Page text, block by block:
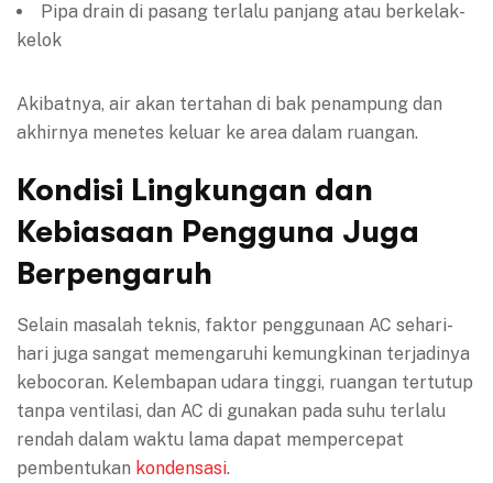
Pipa drain di pasang terlalu panjang atau berkelak-
kelok
Akibatnya, air akan tertahan di bak penampung dan
akhirnya menetes keluar ke area dalam ruangan.
Kondisi Lingkungan dan
Kebiasaan Pengguna Juga
Berpengaruh
Selain masalah teknis, faktor penggunaan AC sehari-
hari juga sangat memengaruhi kemungkinan terjadinya
kebocoran. Kelembapan udara tinggi, ruangan tertutup
tanpa ventilasi, dan AC di gunakan pada suhu terlalu
rendah dalam waktu lama dapat mempercepat
pembentukan kondensasi.